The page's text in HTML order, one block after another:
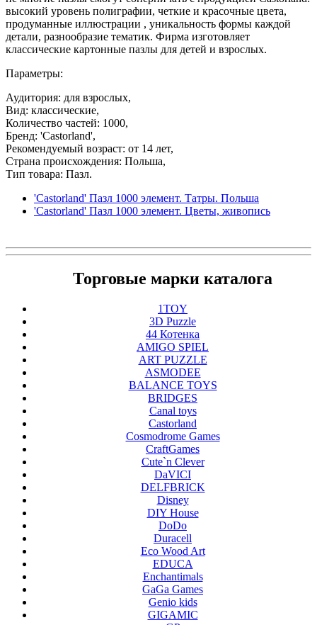
высокий уровень полиграфии, четкие и красочные цвета,
продуманные иллюстрации , уникальность формы каждой
детали, разнообразие тематик. Фирма изготовляет
классические картонные пазлы для детей и взрослых.
Параметры:
Аудитория: для взрослых,
Вид: классические,
Количество частей: 1000,
Бренд: 'Castorland',
Рекомендуемый возраст: от 14 лет,
Страна происхождения: Польша,
Тип товара: Пазл.
'Castorland' Пазл 1000 элемент. Татры. Польша
'Castorland' Пазл 1000 элемент. Цветы, живопись
Торговые марки каталога
1TOY
3D Puzzle
44 Котенка
AMIGO SPIEL
ART PUZZLE
ASMODEE
BALANCE TOYS
BRIDGES
Canal toys
Castorland
Cosmodrome Games
CraftGames
Cute`n Clever
DaVICI
DELFBRICK
Disney
DIY House
DoDo
Duracell
Eco Wood Art
EDUCA
Enchantimals
GaGa Games
Genio kids
GIGAMIC